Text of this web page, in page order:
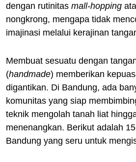
dengan rutinitas mall-hopping
nongkrong, mengapa tidak
imajinasi melalui kerajinan
Membuat sesuatu dengan
(handmade) memberikan
digantikan. Di Bandung, ada
komunitas yang siap
teknik mengolah tanah liat
menenangkan. Berikut adalah
Bandung yang seru untuk